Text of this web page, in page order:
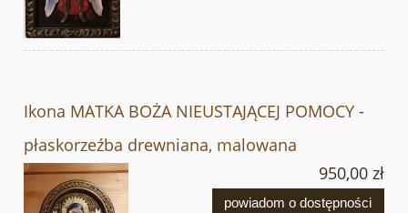
Ikona MATKA BOŻA NIEUSTAJĄCEJ POMOCY -
płaskorzeźba drewniana, malowana
950,00 zł
powiadom o dostępności